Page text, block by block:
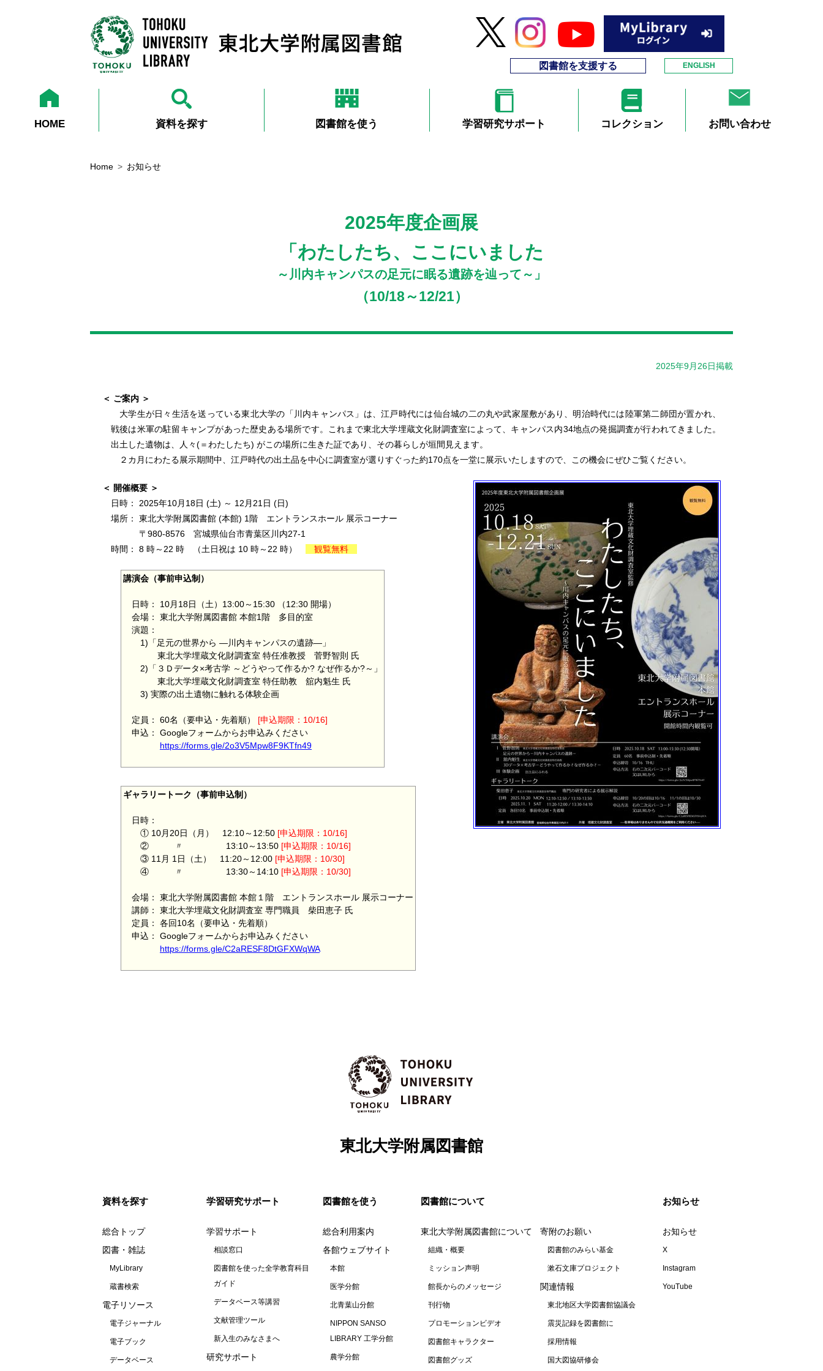
ENGLISH
図書館を支援する
HOME 資料を探す 図書館を使う 学習研究サポート コレクション お問い合わせ
Home お知らせ
2025年度企画展
「わたしたち、ここにいました
～川内キャンパスの足元に眠る遺跡を辿って～」
（10/18～12/21）
2025年9月26日掲載
＜ ご案内 ＞
大学生が日々生活を送っている東北大学の「川内キャンパス」は、江戸時代には仙台城の二の丸や武家屋敷があり、明治時代には陸軍第二師団が置かれ、
戦後は米軍の駐留キャンプがあった歴史ある場所です。これまで東北大学埋蔵文化財調査室によって、キャンパス内34地点の発掘調査が行われてきました。
出土した遺物は、人々(＝わたしたち) がこの場所に生きた証であり、その暮らしが垣間見えます。
２カ月にわたる展示期間中、江戸時代の出土品を中心に調査室が選りすぐった約170点を一堂に展示いたしますので、この機会にぜひご覧ください。
＜ 開催概要 ＞
日時： 2025年10月18日 (土) ～ 12月21日 (日)
場所： 東北大学附属図書館 (本館) 1階 エントランスホール 展示コーナー
〒980-8576 宮城県仙台市青葉区川内27-1
時間： 8 時～22 時 （土日祝は 10 時～22 時）
観覧無料
講演会（事前申込制）
日時： 10月18日（土）13:00～15:30 （12:30 開場）
会場： 東北大学附属図書館 本館1階 多目的室
演題：
1)「足元の世界から ―川内キャンパスの遺跡―」
東北大学埋蔵文化財調査室 特任准教授 菅野智則 氏
2)「３Ｄデータ×考古学 ～どうやって作るか? なぜ作るか?～」
東北大学埋蔵文化財調査室 特任助教 舘内魁生 氏
3) 実際の出土遺物に触れる体験企画
定員： 60名（要申込・先着順） [申込期限：10/16]
申込： Googleフォームからお申込みください
https://forms.gle/2o3V5Mpw8F9KTfn49
ギャラリートーク（事前申込制）
日時：
① 10月20日（月） 12:10～12:50 [申込期限：10/16]
② 〃 13:10～13:50 [申込期限：10/16]
③ 11月 1日（土） 11:20～12:00 [申込期限：10/30]
④ 〃 13:30～14:10 [申込期限：10/30]
会場： 東北大学附属図書館 本館１階 エントランスホール 展示コーナー
講師： 東北大学埋蔵文化財調査室 専門職員 柴田恵子 氏
定員： 各回10名（要申込・先着順）
申込： Googleフォームからお申込みください
https://forms.gle/C2aRESF8DtGFXWqWA
東北大学附属図書館
資料を探す
総合トップ
図書・雑誌
MyLibrary
蔵書検索
電子リソース
電子ジャーナル
電子ブック
データベース
学習研究サポート
学習サポート
相談窓口
図書館を使った全学教育科目
ガイド
データベース等講習
文献管理ツール
新入生のみなさまへ
研究サポート
図書館を使う
総合利用案内
各館ウェブサイト
本館
医学分館
北青葉山分館
NIPPON SANSO
LIBRARY 工学分館
農学分館
図書館について
東北大学附属図書館について
組織・概要
ミッション声明
館長からのメッセージ
刊行物
プロモーションビデオ
図書館キャラクター
図書館グッズ
寄附のお願い
図書館のみらい基金
漱石文庫プロジェクト
関連情報
東北地区大学図書館協議会
震災記録を図書館に
採用情報
国大図協研修会
お知らせ
お知らせ
X
Instagram
YouTube